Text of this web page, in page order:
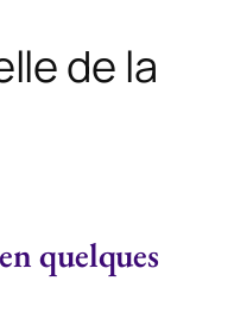
de la
quelques